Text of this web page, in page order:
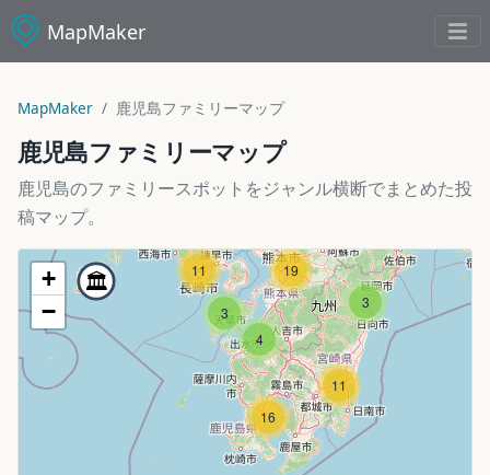
MapMaker
MapMaker 鹿児島ファミリーマップ
鹿児島ファミリーマップ
鹿児島のファミリースポットをジャンル横断でまとめた投
稿マップ。
11
11
3
16
3
4
19
+
−